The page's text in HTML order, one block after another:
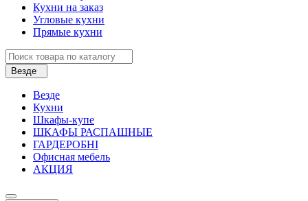
Кухни на заказ
Угловые кухни
Прямые кухни
Везде
Везде
Кухни
Шкафы-купе
ШКАФЫ РАСПАШНЫЕ
ГАРДЕРОБНІ
Офисная мебель
АКЦИЯ